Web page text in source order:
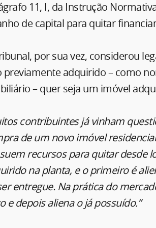
11, I, da Instrução
de capital para quitar
por sua vez, considerou
previamente adquirido – como
– quer seja um imóvel
contribuintes já vinham
de um novo imóvel
recursos para quitar desde
na planta, e o primeiro é
entregue. Na prática do
e depois aliena o já possuído.”